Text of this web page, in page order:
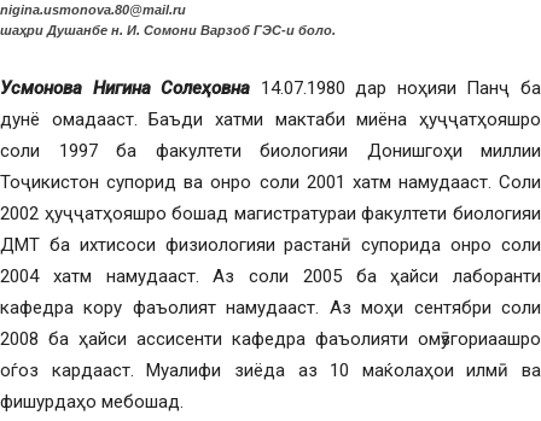
nigina.usmonova.80@mail.ru
шаҳри Душанбе н. И. Сомони Варзоб ГЭС-и боло.
Усмонова Нигина Солеҳовна 14.07.1980 дар ноҳияи Панҷ ба
дунё омадааст. Баъди хатми мактаби миёна ҳуҷҷатҳояшро
соли 1997 ба факултети биологияи Донишгоҳи миллии
Тоҷикистон супорид ва онро соли 2001 хатм намудааст. Соли
2002 ҳуҷҷатҳояшро бошад магистратураи факултети биологияи
ДМТ ба ихтисоси физиологияи растанӣ супорида онро соли
2004 хатм намудааст. Аз соли 2005 ба ҳайси лаборанти
кафедра кору фаъолият намудааст. Аз моҳи сентябри соли
2008 ба ҳайси ассисенти кафедра фаъолияти омӯзгориаашро
оѓоз кардааст. Муалифи зиёда аз 10 маќолаҳои илмӣ ва
фишурдаҳо мебошад.